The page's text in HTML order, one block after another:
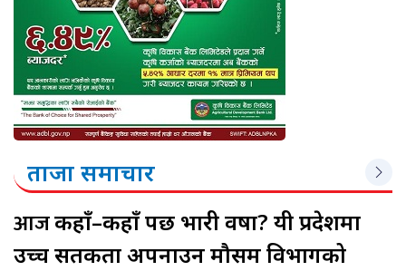
ताजा समाचार
आजकहाँ–कहाँ पर्छ भारी वर्षा? यी प्रदेशमा
उच्च सतर्कता अपनाउन मौसम विभागको